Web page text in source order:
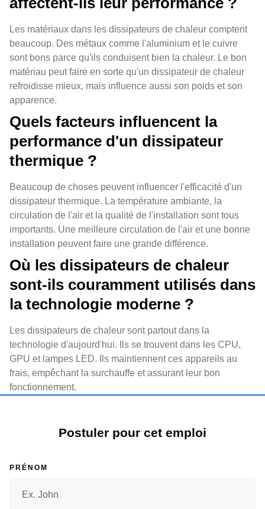
Les matériaux dans les dissipateurs de chaleur comptent
beaucoup. Des métaux comme l'aluminium et le cuivre
sont bons parce qu'ils conduisent bien la chaleur. Le bon
matériau peut faire en sorte qu'un dissipateur de chaleur
refroidisse mieux, mais influence aussi son poids et son
apparence.
Quels facteurs influencent la
performance d'un dissipateur
thermique ?
Beaucoup de choses peuvent influencer l'efficacité d'un
dissipateur thermique. La température ambiante, la
circulation de l'air et la qualité de l'installation sont tous
importants. Une meilleure circulation de l'air et une bonne
installation peuvent faire une grande différence.
Où les dissipateurs de chaleur
sont-ils couramment utilisés dans
la technologie moderne ?
Les dissipateurs de chaleur sont partout dans la
technologie d'aujourd'hui. Ils se trouvent dans les CPU,
GPU et lampes LED. Ils maintiennent ces appareils au
frais, empêchant la surchauffe et assurant leur bon
fonctionnement.
Postuler pour cet emploi
PRÉNOM